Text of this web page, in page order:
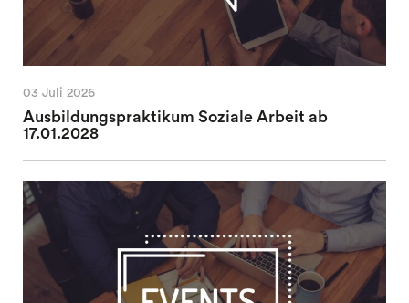
03 Juli 2026
Ausbildungspraktikum Soziale Arbeit ab
17.01.2028